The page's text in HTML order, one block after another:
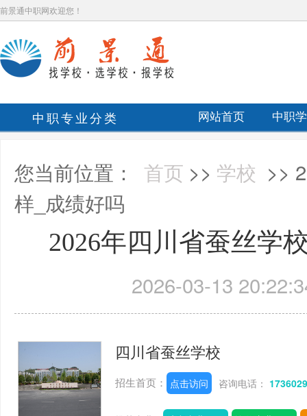
前景通中职网欢迎您！
中职专业分类 网站首页 中职
您当前位置： 首页 >> 学校 >>
样_成绩好吗
2026年四川省蚕丝学
2026-03-13
四川省蚕丝学校
招生首页： 点击访问 咨询电话：